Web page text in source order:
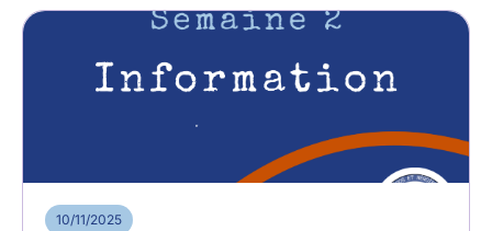
10/11/2025